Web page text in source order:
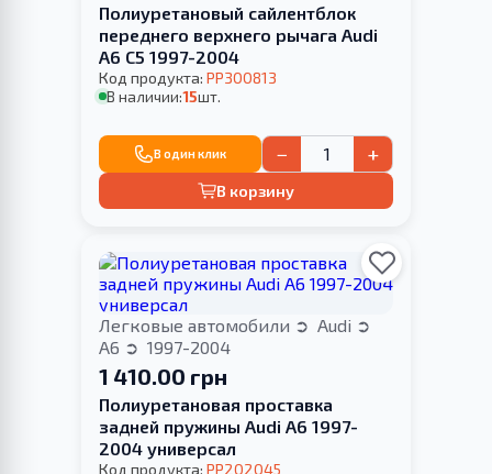
Полиуретановый сайлентблок
переднего верхнего рычага Audi
A6 C5 1997-2004
Код продукта: PP300813
В наличии:15шт.
В один клик − +
В корзину
Легковые автомобили
Audi
A6
1997-2004
1 410.00 грн
Полиуретановая проставка
задней пружины Audi A6 1997-
2004 универсал
Код продукта: PP202045